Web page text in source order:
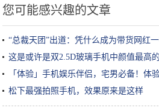
您可能感兴趣的文章
“总裁天团”出道：凭什么成为带货网红一
这是或许是双2.5D玻璃手机中颜值最高
「体验」手机娱乐伴侣，宅男必备！体
松下最强拍照手机，效果原来是这样